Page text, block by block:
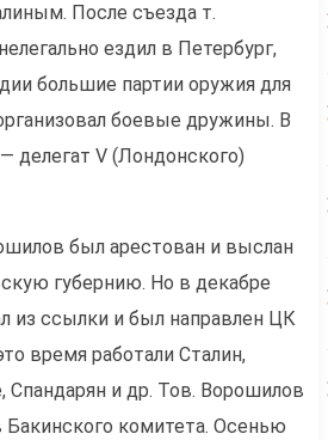
После съезда т.
ездил в Петербург,
большие партии оружия для
боевые дружины. В
делегат V (Лондонского)
был арестован и выслан
губернию. Но в декабре
из ссылки и был направлен ЦК
время работали Сталин,
и др. Тов. Ворошилов
комитета. Осенью